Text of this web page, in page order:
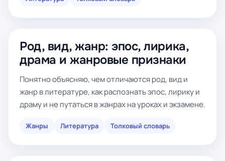
Род, вид, жанр: эпос, лирика,
драма и жанровые признаки
Понятно объясняю, чем отличаются род, вид и
жанр в литературе, как распознать эпос, лирику и
драму и не путаться в жанрах на уроках и экзамене.
Жанры Литература Толковый словарь